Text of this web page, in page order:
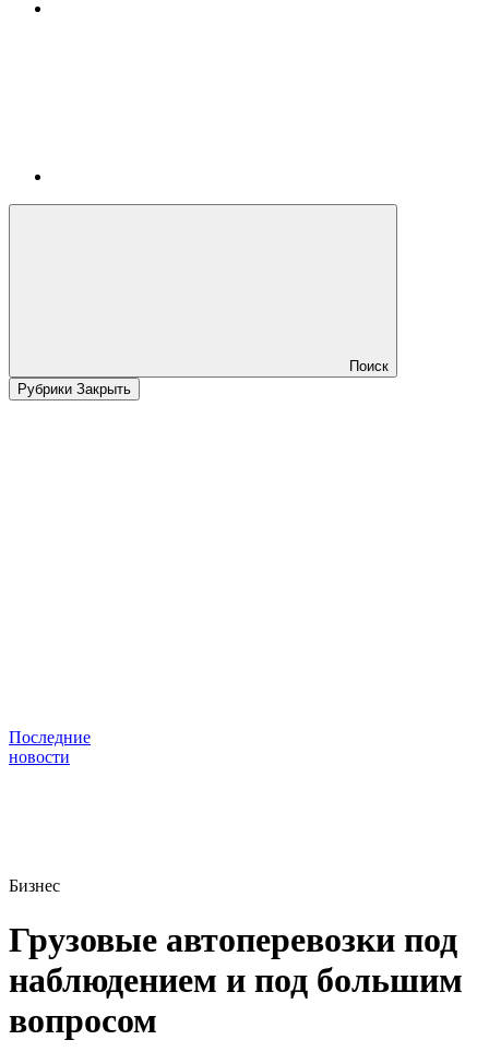
Поиск
Рубрики Закрыть
Последние
новости
Бизнес
Грузовые автоперевозки под
наблюдением и под большим
вопросом